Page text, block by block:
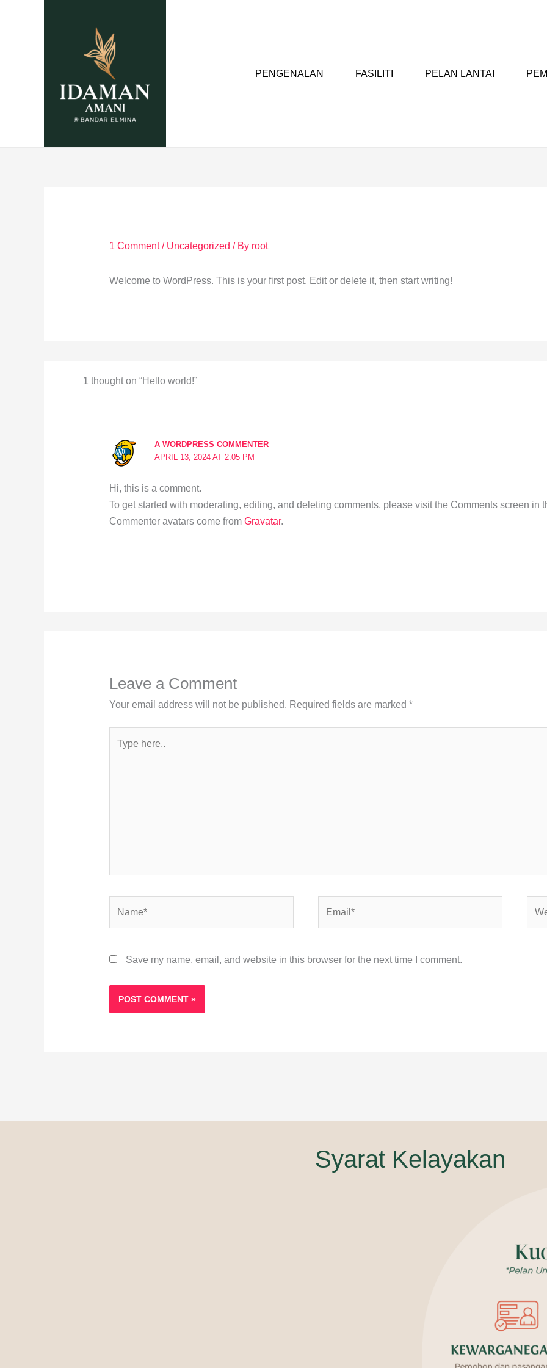
PENGENALAN FASILITI PELAN LANTAI
1 Comment / Uncategorized / By root
Welcome to WordPress. This is your first post. Edit or delete it, then start writing!
1 thought on “Hello world!”
A WORDPRESS COMMENTER
APRIL 13, 2024 AT 2:05 PM
Hi, this is a comment.
To get started with moderating, editing, and deleting comments, please visit the Comments screen in
Commenter avatars come from Gravatar.
Leave a Comment
Your email address will not be published. Required fields are marked *
here..
Save my name, email, and website in this browser for the next time I comment.
Syarat Kelayakan